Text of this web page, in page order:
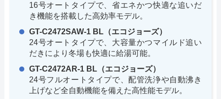
16号オートタイプで、省エネかつ快適な追いだ
き機能を搭載した高効率モデル。
GT-C2472SAW-1 BL（エコジョーズ）
24号オートタイプで、大容量かつマイルド追い
だきにより冬場も快適に給湯可能。
GT-C2472AR-1 BL（エコジョーズ）
24号フルオートタイプで、配管洗浄や自動沸き
上げなど全自動機能を備えた高性能モデル。